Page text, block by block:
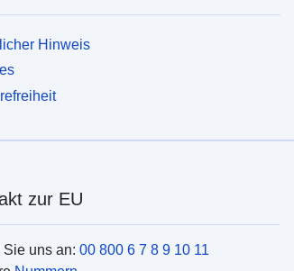
Hinweis
zur EU
Sie uns an: 00 800 6 7 8 9 10 11